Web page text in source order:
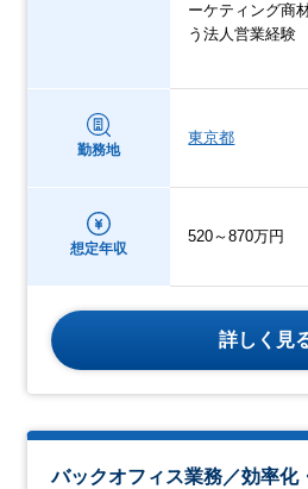
ーケティング商
う法人営業経験
勤務地
東京都
想定年収
520～870万円
詳しく見
バックオフィス業務／効率化